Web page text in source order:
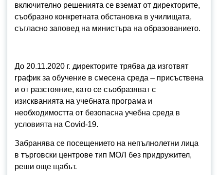
включително решенията се вземат от директорите,
съобразно конкретната обстановка в училищата,
съгласно заповед на министъра на образованието.
До 20.11.2020 г. директорите трябва да изготвят
график за обучение в смесена среда – присъствена
и от разстояние, като се съобразяват с
изискванията на учебната програма и
необходимостта от безопасна учебна среда в
условията на Covid-19.
Забранява се посещението на непълнолетни лица
в търговски центрове тип МОЛ без придружител,
реши още щабът.